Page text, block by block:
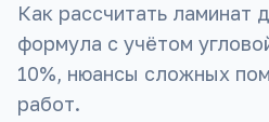
Как рассчитать ламинат
формула с учётом
10%, нюансы сложных
работ.